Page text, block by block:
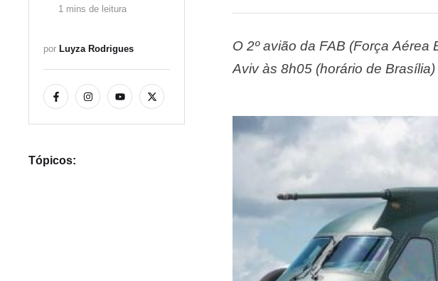
1 mins de leitura
por Luyza Rodrigues
Tópicos:
O 2º avião da FAB (Força
Aviv às 8h05 (horário de
relataram o …